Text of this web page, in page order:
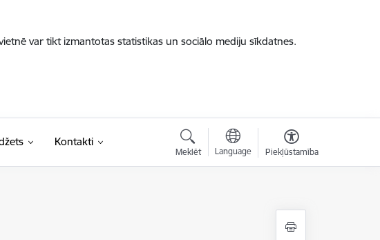
var tikt izmantotas statistikas un sociālo mediju sīkdatnes.
Kontakti
Meklēt Language Piekļūstamība